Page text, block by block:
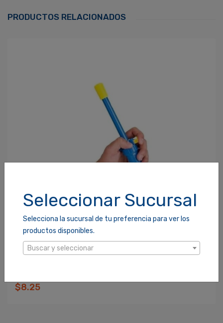
Seleccionar Sucursal
Selecciona la sucursal de tu preferencia para ver los
productos disponibles.
Buscar y seleccionar
¿Olvidaste tu Contraseña?
ACCEDER
PRODUCTOS RELACIONADOS
$8.25